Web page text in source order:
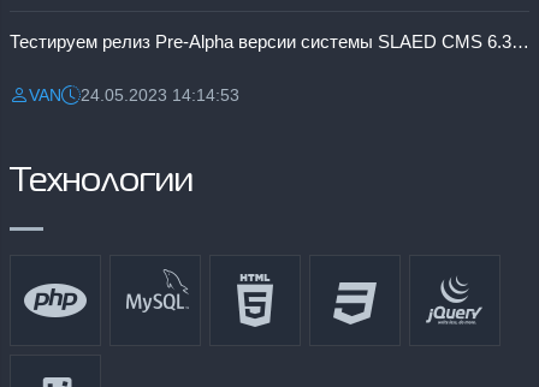
Тестируем релиз Pre-Alpha версии системы SLAED CMS 6.3 Pro
Разместил:
VANДата:24.05.2023 14:14:53
Технологии